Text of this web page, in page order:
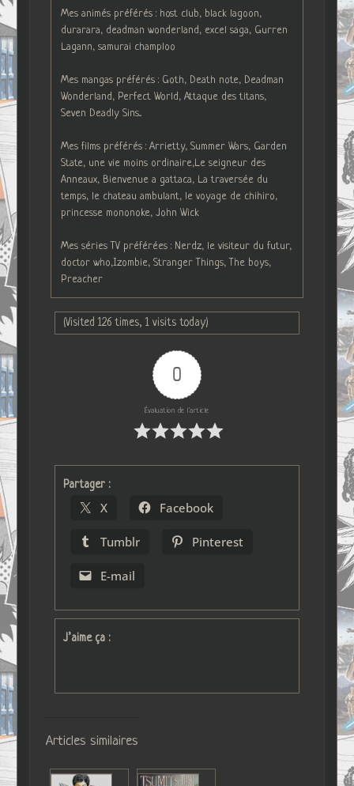
Mes animés préférés : host club, black lagoon,
durarara, deadman wonderland, excel saga, Gurren
Lagann, samurai champloo
Mes mangas préférés : Goth, Death note, Deadman
Wonderland, Perfect World, Attaque des titans,
Seven Deadly Sins...
Mes films préférés : Arrietty, Summer Wars, Garden
State, une vie moins ordinaire,Le seigneur des
Anneaux, Bienvenue a gattaca, La traversée du
temps, le chateau ambulant, le voyage de chihiro,
princesse mononoke, John Wick
Mes séries TV préférées : Nerdz, le visiteur du futur,
doctor who,Izombie, Stranger Things, The boys,
Preacher
(Visited 126 times, 1 visits today)
0
Évaluation de l'article
Partager :
X Facebook
Tumblr Pinterest
E-mail
J’aime ça :
Articles similaires